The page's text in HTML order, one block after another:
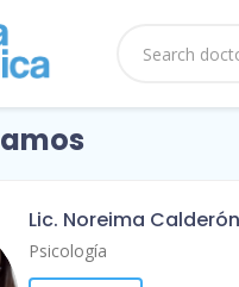
Lic. Noreima Calderón
Psicología